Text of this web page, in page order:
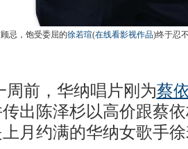
忌，饱受委屈的徐若瑄(在线看影视作品)终于忍
前，华纳唱片刚为蔡
出陈泽杉以高价跟蔡
月约满的华纳女歌手